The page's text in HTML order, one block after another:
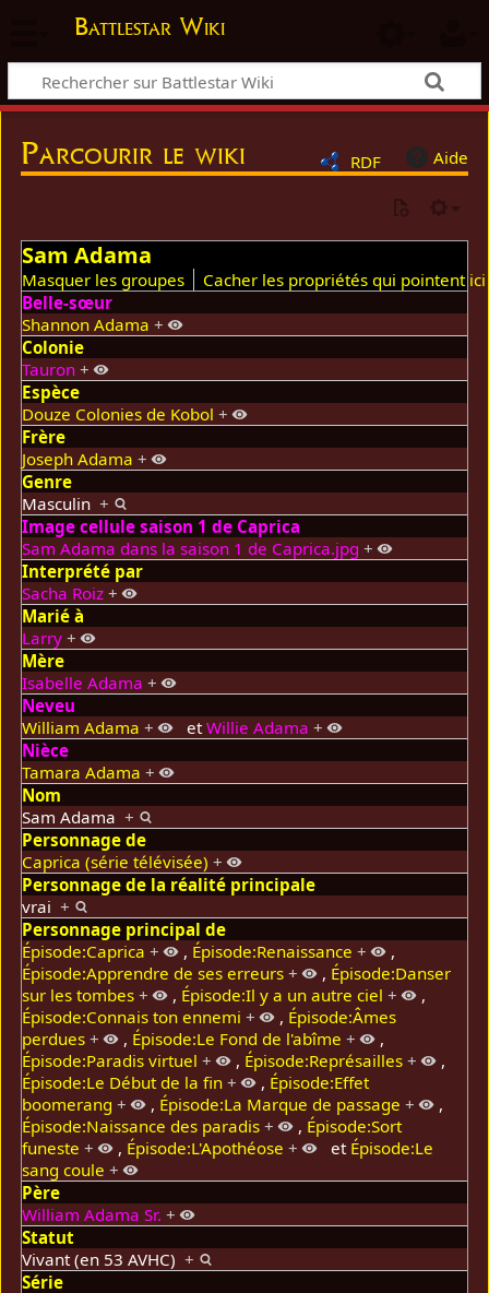
Battlestar Wiki
RDF Aide
Parcourir le wiki
Sam Adama
Masquer les groupes
Cacher les propriétés qui pointent ici
Belle-sœur
Shannon Adama +
Colonie
Tauron +
Espèce
Douze Colonies de Kobol +
Frère
Joseph Adama +
Genre
Masculin+
Image cellule saison 1 de Caprica
Sam Adama dans la saison 1 de Caprica.jpg +
Interprété par
Sacha Roiz +
Marié à
Larry +
Mère
Isabelle Adama +
Neveu
William Adama + etWillie Adama +
Nièce
Tamara Adama +
Nom
Sam Adama+
Personnage de
Caprica (série télévisée) +
Personnage de la réalité principale
vrai+
Personnage principal de
Épisode:Caprica + , Épisode:Renaissance +
,
Épisode:Apprendre de ses erreurs + , Épisode:Danser
sur les tombes + , Épisode:Il y a un autre ciel +
,
Épisode:Connais ton ennemi + , Épisode:Âmes
perdues + , Épisode:Le Fond de l'abîme +
,
Épisode:Paradis virtuel + , Épisode:Représailles +
,
Épisode:Le Début de la fin + , Épisode:Effet
boomerang + , Épisode:La Marque de passage +
,
Épisode:Naissance des paradis + , Épisode:Sort
funeste + , Épisode:L'Apothéose + et Épisode:Le
sang coule +
Père
William Adama Sr. +
Statut
Vivant (en 53 AVHC)+
Série